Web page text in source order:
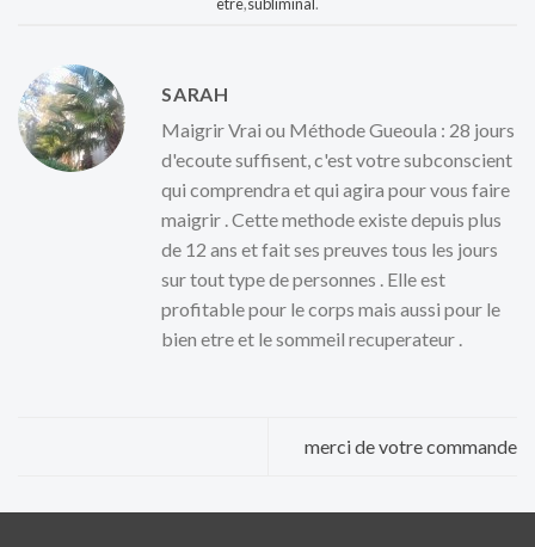
SARAH
Maigrir Vrai ou Méthode Gueoula : 28 jours
d'ecoute suffisent, c'est votre subconscient
qui comprendra et qui agira pour vous faire
maigrir . Cette methode existe depuis plus
de 12 ans et fait ses preuves tous les jours
sur tout type de personnes . Elle est
profitable pour le corps mais aussi pour le
bien etre et le sommeil recuperateur .
merci de votre commande